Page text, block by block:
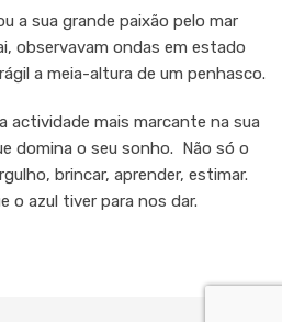
a sua grande paixão pelo mar
observavam ondas em estado
a meia-altura de um penhasco.
actividade mais marcante na sua
domina o seu sonho. Não só o
brincar, aprender, estimar.
o azul tiver para nos dar.